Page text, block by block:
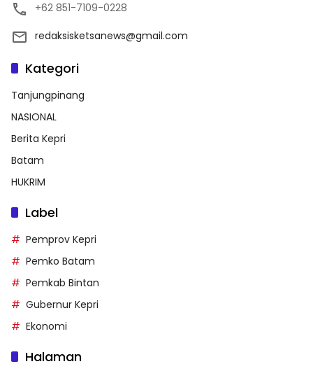
+62 851-7109-0228
redaksisketsanews@gmail.com
Kategori
Tanjungpinang
NASIONAL
Berita Kepri
Batam
HUKRIM
Label
Pemprov Kepri
Pemko Batam
Pemkab Bintan
Gubernur Kepri
Ekonomi
Halaman